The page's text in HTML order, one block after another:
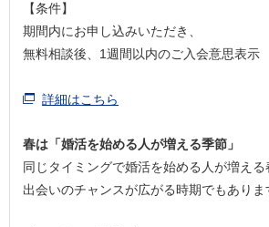
【条件】
期間内にお申し込みいただき、
無料相談後、1週間以内のご入会意思表示
詳細はこちら
春は「婚活を始める人が増える季節」
同じタイミングで婚活を始める人が増える
出会いのチャンスが広がる時期でもありま